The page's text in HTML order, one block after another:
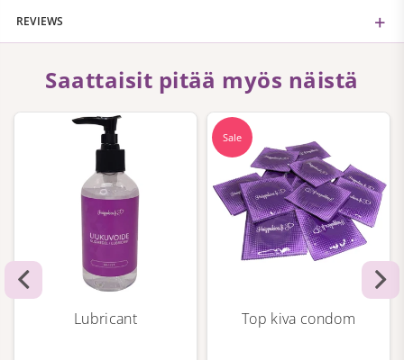
REVIEWS
Saattaisit pitää myös näistä
Lubricant
Sale
Top kiva condom